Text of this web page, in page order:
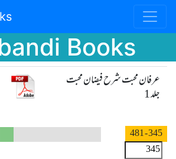
Books
عرفان محبت شرح فیضان محبت
جلد 1
345
- 481